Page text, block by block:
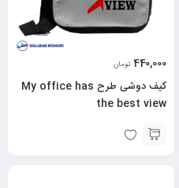
440,000 تومان
کیف دوشی طرح My office has
the best view